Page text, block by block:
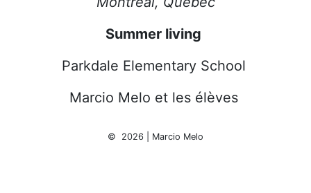
Summer living
Parkdale Elementary School
Marcio Melo et les élèves
© 2026 | Marcio Melo